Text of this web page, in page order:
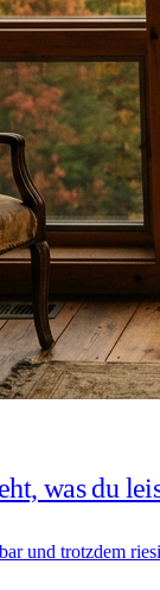
was du
und trotzdem